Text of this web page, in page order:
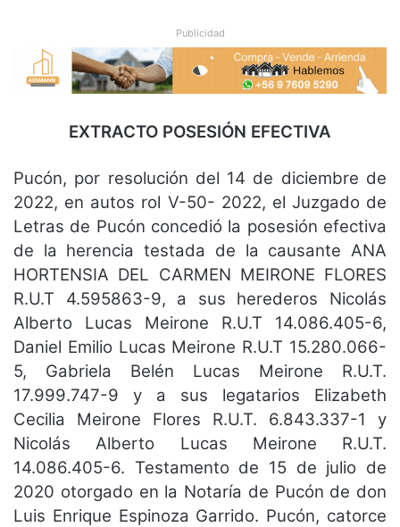
Publicidad
EXTRACTO POSESIÓN EFECTIVA
Pucón, por resolución del 14 de diciembre de
2022, en autos rol V-50- 2022, el Juzgado de
Letras de Pucón concedió la posesión efectiva
de la herencia testada de la causante ANA
HORTENSIA DEL CARMEN MEIRONE FLORES
R.U.T 4.595863-9, a sus herederos Nicolás
Alberto Lucas Meirone R.U.T 14.086.405-6,
Daniel Emilio Lucas Meirone R.U.T 15.280.066-
5, Gabriela Belén Lucas Meirone R.U.T.
17.999.747-9 y a sus legatarios Elizabeth
Cecilia Meirone Flores R.U.T. 6.843.337-1 y
Nicolás Alberto Lucas Meirone R.U.T.
14.086.405-6. Testamento de 15 de julio de
2020 otorgado en la Notaría de Pucón de don
Luis Enrique Espinoza Garrido. Pucón, catorce